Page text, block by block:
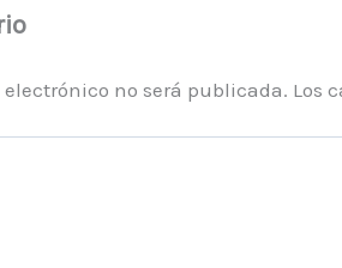
no será publicada. Los